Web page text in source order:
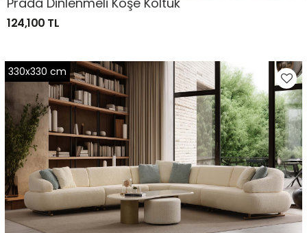
124,100 TL
330x330 cm